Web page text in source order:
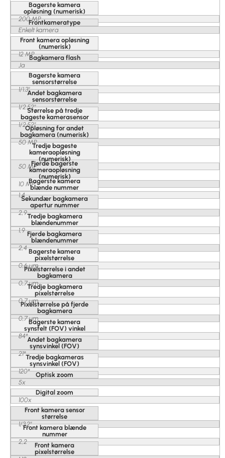
Bagerste kamera
opløsning (numerisk)
200 MP
Frontkameratype
Enkelt kamera
Front kamera opløsning
(numerisk)
12 MPBagkamera flash
Ja
Bagerste kamera
sensorstørrelse
1/1.3"Andet bagkamera
sensorstørrelse
1/2.52"Størrelse på tredje
bageste kamerasensor
1/2.52"
Opløsning for andet
bagkamera (numerisk)
50 MPTredje bageste
kameraopløsning
(numerisk)
50 MPFjerde bagerste
kameraopløsning
(numerisk)
10 MPBagerste kamera
blænde nummer
1,4Sekundær bagkamera
apertur nummer
2,9Tredje bagkamera
blændenummer
1,9 Fjerde bagkamera
blændenummer
2,4 Bagerste kamera
pixelstørrelse
0,6 µm
Pixelstørrelse i andet
bagkamera
0,7 µm
Tredje bagkamera
pixelstørrelse
0,7 µm
Pixelstørrelse på fjerde
bagkamera
0,7 µmBagerste kamera
synsfelt (FOV) vinkel
84°Andet bagkamera
synsvinkel (FOV)
21°Tredje bagkameras
synsvinkel (FOV)
120°
Optisk zoom
5x
Digital zoom
100x
Front kamera sensor
størrelse
1/3.2"
Front kamera blænde
nummer
2,2
Front kamera
pixelstørrelse